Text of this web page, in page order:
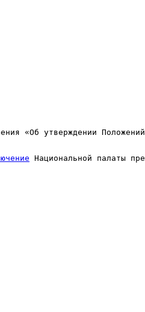
«Об утверждении
Национальной палаты